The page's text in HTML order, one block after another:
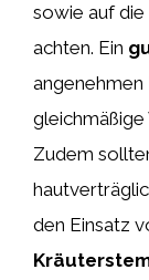
sowie auf
achten. Ein
Zudem
den Einsatz